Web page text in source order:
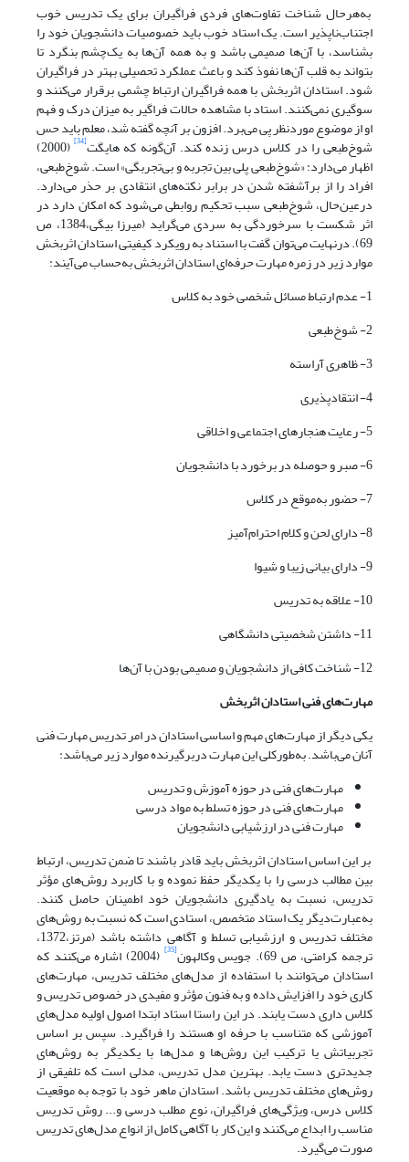
به‌هرحال شناخت تفاوت‌های فردی فراگیران برای یک تدریس خوب
اجتناب‌ناپذیر است. یک استاد خوب باید خصوصیات دانشجویان خود را
بشناسد، با آن‌ها صمیمی باشد و به همه آن‌ها به یک‌چشم بنگرد تا
بتواند به قلب آن‌ها نفوذ کند و باعث عملکرد تحصیلی بهتر در فراگیران
شود. استادان اثربخش با همه فراگیران ارتباط چشمی برقرار می‌کنند و
سوگیری نمی‌کنند. استاد با مشاهده حالات فراگیر به میزان درک و فهم
او از موضوع موردنظر پی می‌برد. افزون بر آنچه گفته شد، معلم باید حس
شوخ‌طبعی را در کلاس درس زنده کند. آن‌گونه که هایگت[34]
(2000)
اظهار می‌دارد: «شوخ‌طبعی پلی بین تجربه و بی‌تجربگی» است. شوخ‌طبعی،
افراد را از برآشفته شدن در برابر نکته‌های انتقادی بر حذر می‌دارد.
درعین‌حال، شوخ‌طبعی سبب تحکیم روابطی می‌شود که امکان دارد در
اثر شکست با سرخوردگی به سردی می‌گراید (میرزا بیگی،1384، ص
69). درنهایت می‌توان گفت با استناد به رویکرد کیفیتی استادان اثربخش
موارد زیر در زمره مهارت حرفه‌ای استادان اثربخش به‌حساب می‌آیند:
1- عدم ارتباط مسائل شخصی خود به کلاس
2- شوخ‌طبعی
3- ظاهری آراسته
4- انتقادپذیری
5- رعایت هنجارهای اجتماعی و اخلاقی
6- صبر و حوصله در برخورد با دانشجویان
7- حضور به‌موقع در کلاس
8- دارای لحن و کلام احترام‌آمیز
9- دارای بیانی زیبا و شیوا
10- علاقه به تدریس
11- داشتن شخصیتی دانشگاهی
12- شناخت کافی از دانشجویان و صمیمی بودن با آن‌ها
مهارت‌های فنی استادان اثربخش
یکی دیگر از مهارت‌های مهم و اساسی استادان در امر تدریس مهارت فنی
آنان می‌باشد. به‌طورکلی این مهارت دربرگیرنده موارد زیر می‌باشد:
مهارت‌های فنی در حوزه آموزش و تدریس
مهارت‌های فنی در حوزه تسلط به مواد درسی
مهارت فنی در ارزشیابی دانشجویان
بر این اساس استادان اثربخش باید قادر باشند تا ضمن تدریس، ارتباط
بین مطالب درسی را با یکدیگر حفظ نموده و با کاربرد روش‌های مؤثر
تدریس، نسبت به یادگیری دانشجویان خود اطمینان حاصل کنند.
به‌عبارت‌دیگر یک استاد متخصص، استادی است که نسبت به روش‌های
مختلف تدریس و ارزشیابی تسلط و آگاهی داشته باشد (مرتز،1372،
ترجمه کرامتی، ص 69). جویس وکالهون [35] (2004) اشاره می‌کنند که
استادان می‌توانند با استفاده از مدل‌های مختلف تدریس، مهارت‌های
کاری خود را افزایش داده و به فنون مؤثر و مفیدی در خصوص تدریس و
کلاس داری دست یابند. در این راستا استاد ابتدا اصول اولیه مدل‌های
آموزشی که متناسب با حرفه او هستند را فراگیرد. سپس بر اساس
تجربیاتش یا ترکیب این روش‌ها و مدل‌ها با یکدیگر به روش‌های
جدیدتری دست یابد. بهترین مدل تدریس، مدلی است که تلفیقی از
روش‌های مختلف تدریس باشد. استادان ماهر خود با توجه به موقعیت
کلاس درس، ویژگی‌های فراگیران، نوع مطلب درسی و... روش تدریس
مناسب را ابداع می‌کنند و این کار با آگاهی کامل از انواع مدل‌های تدریس
صورت می‌گیرد.